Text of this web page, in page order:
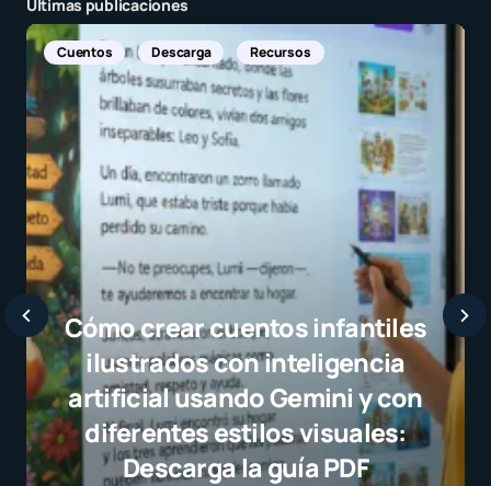
Últimas publicaciones
Noticias Internacionales
Javier Bardem elogia a la
selección campeona y destaca
el juego limpio como ejemplo
para millones de niños